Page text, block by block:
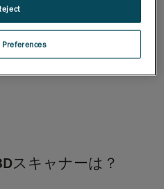
よびキャリブレーショ
種のオプション
トウェアに関するEラー
スキャナーは？
Preferences